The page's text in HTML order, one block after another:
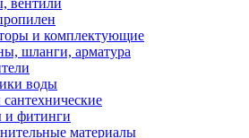
вентили
и комплектующие
шланги, арматура
воды
и фитинги
материалы